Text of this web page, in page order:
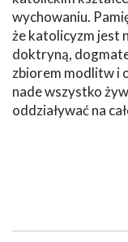
wychowaniu.
że katolicyzm jest
doktryną,
zbiorem modlitw i
nade wszystko
oddziaływać na